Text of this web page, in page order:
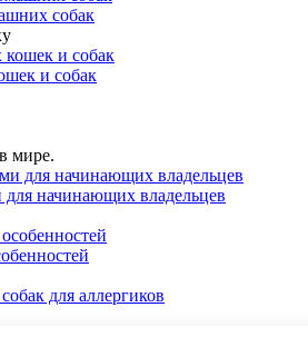
собак
и собак
мире.
начинающих владельцев
для аллергиков